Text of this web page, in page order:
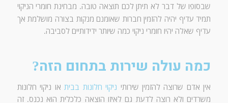
שבסופו של דבר לא תיתן לכם תוצאה טובה. מבחינת חומרי הניקוי
תמיד עדיף יהיה להזמין חברות שאומנם מנקות בצורה מושלמת אך
עדיף שאלה יהיו חומרי ניקוי כמה שיותר ידידותיים לסביבה.
כמה עולה שירות בתחום הזה?
אין אדם שרוצה להזמין שירותי ניקוי חלונות בביתאו ניקוי חלונות
משרדים ולא רוצה לדעת גם לאיזו הוצאה כלכלית הוא נכנס.זה